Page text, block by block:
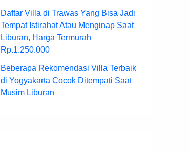
Daftar Villa di Trawas Yang Bisa Jadi
Tempat Istirahat Atau Menginap Saat
Liburan, Harga Termurah
Rp.1.250.000
Beberapa Rekomendasi Villa Terbaik
di Yogyakarta Cocok Ditempati Saat
Musim Liburan